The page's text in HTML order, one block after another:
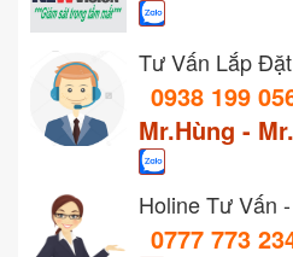
Tư Vấn Lắp Đặt
0938 199
Mr.Hùng -
Holine Tư Vấn
0777 773